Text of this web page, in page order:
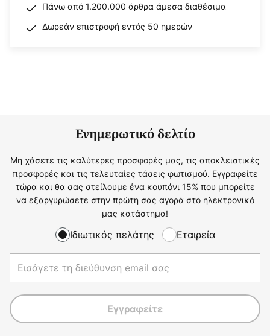
Πάνω από 1.200.000 άρθρα άμεσα διαθέσιμα
Δωρεάν επιστροφή εντός 50 ημερών
Ενημερωτικό δελτίο
Μη χάσετε τις καλύτερες προσφορές μας, τις αποκλειστικές
προσφορές και τις τελευταίες τάσεις φωτισμού. Εγγραφείτε
τώρα και θα σας στείλουμε ένα κουπόνι 15% που μπορείτε
να εξαργυρώσετε στην πρώτη σας αγορά στο ηλεκτρονικό
μας κατάστημα!
Ιδιωτικός πελάτης Εταιρεία
Εγγραφείτε